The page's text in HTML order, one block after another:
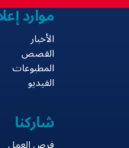
موارد
الأخبار
القصص
المطبوعات
الفيديو
شاركنا